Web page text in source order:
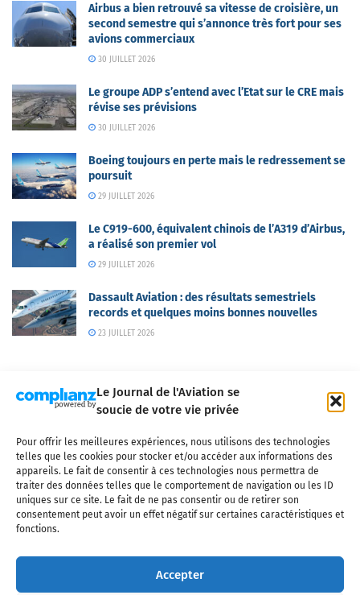
Le Journal de l'Aviation se
soucie de votre vie privée
Pour offrir les meilleures expériences, nous utilisons des technologies
telles que les cookies pour stocker et/ou accéder aux informations des
appareils. Le fait de consentir à ces technologies nous permettra de
traiter des données telles que le comportement de navigation ou les ID
uniques sur ce site. Le fait de ne pas consentir ou de retirer son
consentement peut avoir un effet négatif sur certaines caractéristiques et
fonctions.
Accepter
Airbus a bien retrouvé sa vitesse de croisière, un
second semestre qui s’annonce très fort pour ses
avions commerciaux
30 JUILLET 2026
Le groupe ADP s’entend avec l’Etat sur le CRE mais
révise ses prévisions
30 JUILLET 2026
Boeing toujours en perte mais le redressement se
poursuit
29 JUILLET 2026
Le C919-600, équivalent chinois de l’A319 d’Airbus,
a réalisé son premier vol
29 JUILLET 2026
Dassault Aviation : des résultats semestriels
records et quelques moins bonnes nouvelles
23 JUILLET 2026
Qui sommes-nous ? Nous contacter
Partenaires
Mentions légales
CGV Politique de confidentialité Cookies
l'industrie aéronautique, l'aviation commerciale, l'aviation d'affaires, les